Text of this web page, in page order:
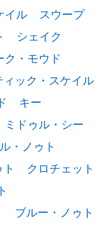
イル
スウープ
シェイク
ク・モウド
ィック・スケイル
キー
ミドゥル・シー
・ノゥト
クロチェット
ブルー・ノゥト